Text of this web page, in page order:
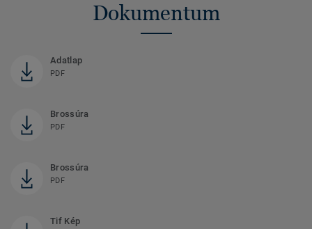
Dokumentum
Adatlap
PDF
Brossúra
PDF
Brossúra
PDF
Tif Kép